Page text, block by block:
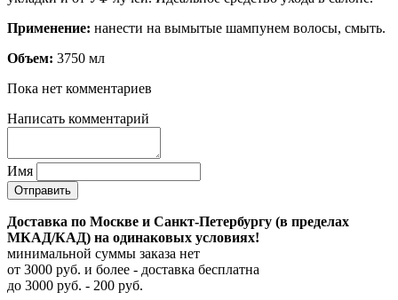
Применение: нанести на вымытые шампунем волосы, смыть.
Объем: 3750 мл
Пока нет комментариев
Написать комментарий
Имя
Доставка по Москве и Санкт-Петербургу (в пределах
МКАД/КАД) на одинаковых условиях!
минимальной суммы заказа нет
от 3000 руб. и более - доставка бесплатна
до 3000 руб. - 200 руб.